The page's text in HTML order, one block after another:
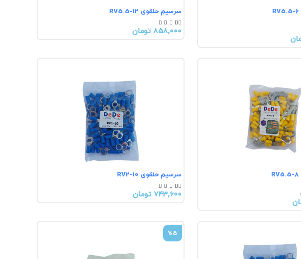
سرسیم حلقوی RV5.5-12
   
858,000 تومان
سرسیم حلقوی RV2-10
   
743,600 تومان
%5